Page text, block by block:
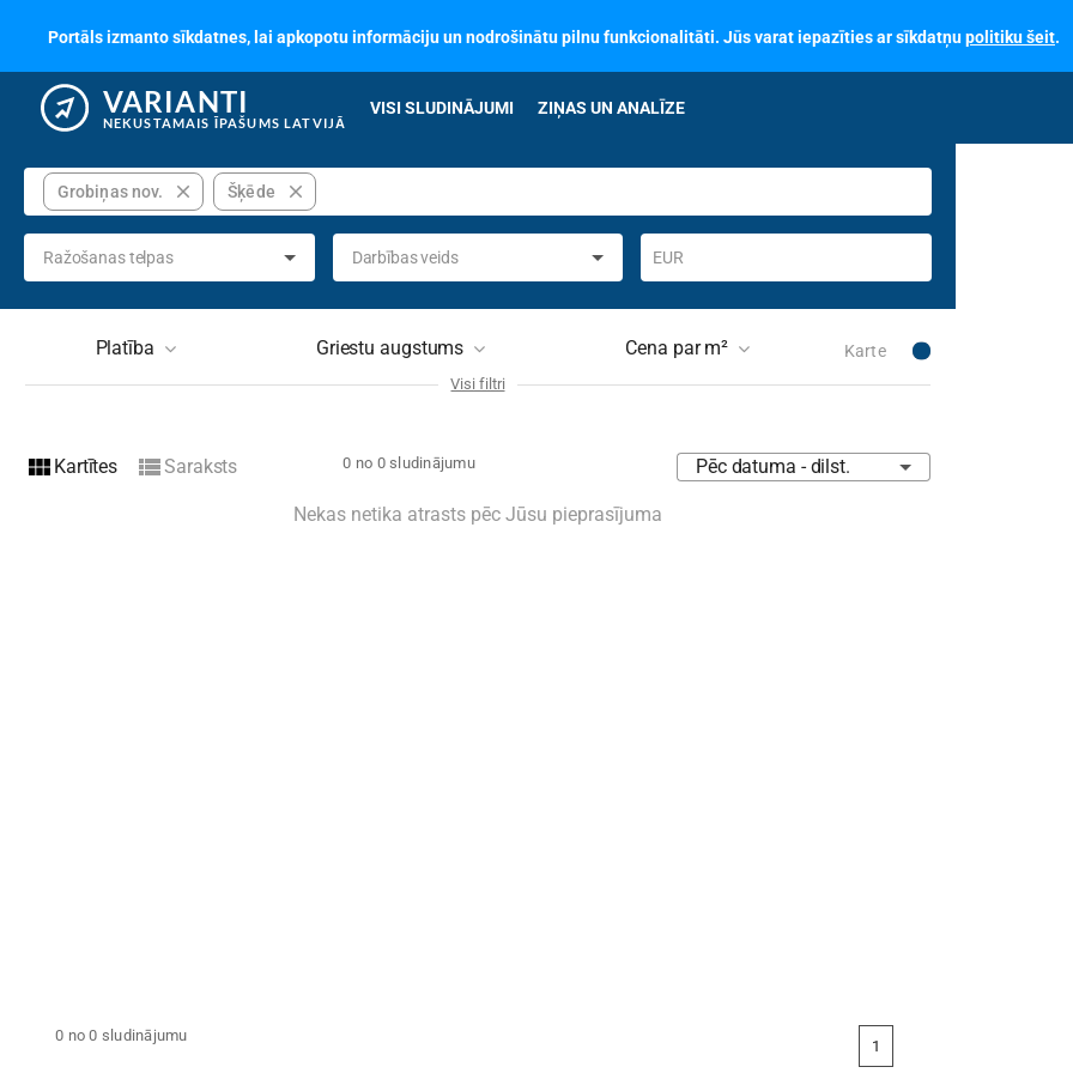
Portāls izmanto sīkdatnes, lai apkopotu informāciju un nodrošinātu pilnu funkcionalitāti. Jūs varat iepazīties ar sīkdatņupolitiku šeit.
VARIANTI
NEKUSTAMAIS ĪPAŠUMS LATVIJĀ
VISI SLUDINĀJUMI ZIŅAS UN ANALĪZE
Grobiņas nov. close Šķēde close
Ražošanas telpas Darbības veids EUR
Platība Griestu augstums Cena par m² Karte
Ēkas tips Nav izvēlēts
Visi filtri
view_module Kartītes view_listSaraksts 0 no 0 sludinājumu Pēc datuma - dilst.
Nekas netika atrasts pēc Jūsu pieprasījuma
0 no 0 sludinājumu
You're
on
1